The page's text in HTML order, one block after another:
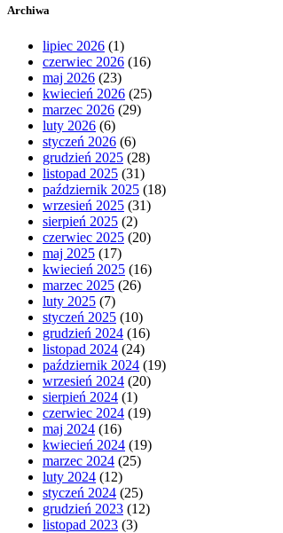
Archiwa
lipiec 2026 (1)
czerwiec 2026 (16)
maj 2026 (23)
kwiecień 2026 (25)
marzec 2026 (29)
luty 2026 (6)
styczeń 2026 (6)
grudzień 2025 (28)
listopad 2025 (31)
październik 2025 (18)
wrzesień 2025 (31)
sierpień 2025 (2)
czerwiec 2025 (20)
maj 2025 (17)
kwiecień 2025 (16)
marzec 2025 (26)
luty 2025 (7)
styczeń 2025 (10)
grudzień 2024 (16)
listopad 2024 (24)
październik 2024 (19)
wrzesień 2024 (20)
sierpień 2024 (1)
czerwiec 2024 (19)
maj 2024 (16)
kwiecień 2024 (19)
marzec 2024 (25)
luty 2024 (12)
styczeń 2024 (25)
grudzień 2023 (12)
listopad 2023 (3)